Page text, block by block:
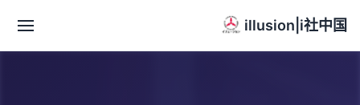
illusion|i社中国